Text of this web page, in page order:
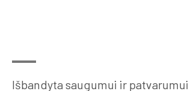
Išbandyta saugumui ir patvarumui